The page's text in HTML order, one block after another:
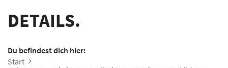
DETAILS.
Du befindest dich hier:
Start